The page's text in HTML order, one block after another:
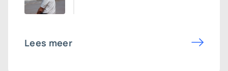
Lees meer